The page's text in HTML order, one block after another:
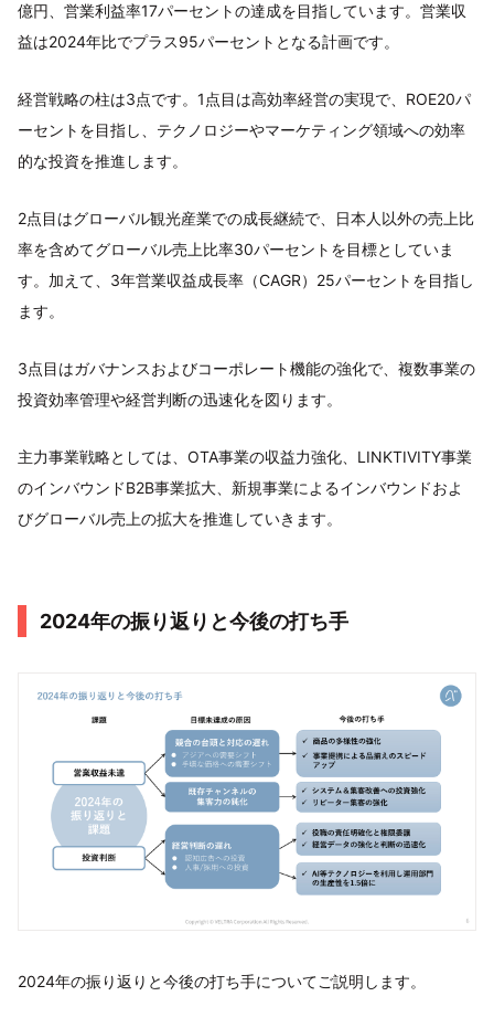
億円、営業利益率17パーセントの達成を目指しています。営業収
益は2024年比でプラス95パーセントとなる計画です。
経営戦略の柱は3点です。1点目は高効率経営の実現で、ROE20パ
ーセントを目指し、テクノロジーやマーケティング領域への効率
的な投資を推進します。
2点目はグローバル観光産業での成長継続で、日本人以外の売上比
率を含めてグローバル売上比率30パーセントを目標としていま
す。加えて、3年営業収益成長率（CAGR）25パーセントを目指し
ます。
3点目はガバナンスおよびコーポレート機能の強化で、複数事業の
投資効率管理や経営判断の迅速化を図ります。
主力事業戦略としては、OTA事業の収益力強化、LINKTIVITY事業
のインバウンドB2B事業拡大、新規事業によるインバウンドおよ
びグローバル売上の拡大を推進していきます。
2024年の振り返りと今後の打ち手
2024年の振り返りと今後の打ち手についてご説明します。